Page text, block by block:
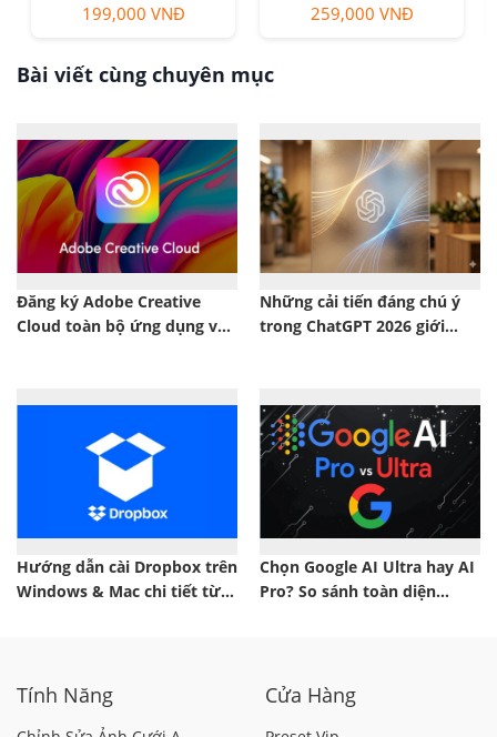
199,000 VNĐ 259,000 VNĐ
Bài viết cùng chuyên mục
Đăng ký Adobe Creative
Cloud toàn bộ ứng dụng và
Những cải tiến đáng chú ý
trong ChatGPT 2026 giới
Hướng dẫn cài Dropbox trên
Windows & Mac chi tiết từ
Chọn Google AI Ultra hay AI
Pro? So sánh toàn diện
Tính Năng Cửa Hàng